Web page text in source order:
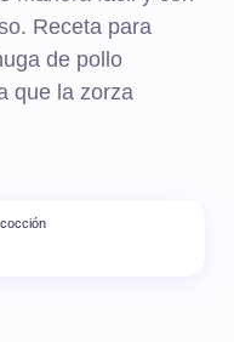
Receta para
de pollo
que la zorza